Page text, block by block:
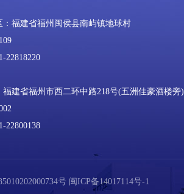
：福建省福州闽侯县南屿镇地球村
22818220
福建省福州市西二环中路218号(五洲佳豪酒楼旁)
22800138
号 闽ICP备14017114号-1